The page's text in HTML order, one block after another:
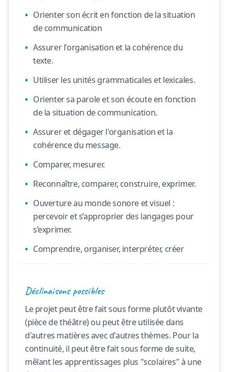
Orienter son écrit en fonction de la situation
de communication
Assurer l'organisation et la cohérence du
texte.
Utiliser les unités grammaticales et lexicales.
Orienter sa parole et son écoute en fonction
de la situation de communication.
Assurer et dégager l'organisation et la
cohérence du message.
Comparer, mesurer.
Reconnaître, comparer, construire, exprimer.
Ouverture au monde sonore et visuel :
percevoir et s’approprier des langages pour
s’exprimer.
Comprendre, organiser, interpréter, créer
Déclinaisons possibles
Le projet peut être fait sous forme plutôt vivante
(pièce de théâtre) ou peut être utilisée dans
d'autres matières avec d'autres thèmes. Pour la
continuité, il peut être fait sous forme de suite,
mêlant les apprentissages plus "scolaires" à une